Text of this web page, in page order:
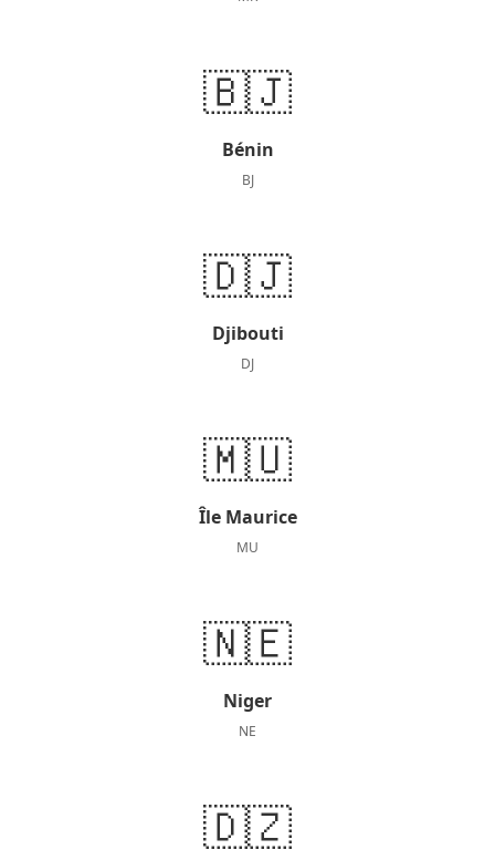
🇧🇯
Bénin
BJ
🇩🇯
Djibouti
DJ
🇲🇺
Île Maurice
MU
🇳🇪
Niger
NE
🇩🇿